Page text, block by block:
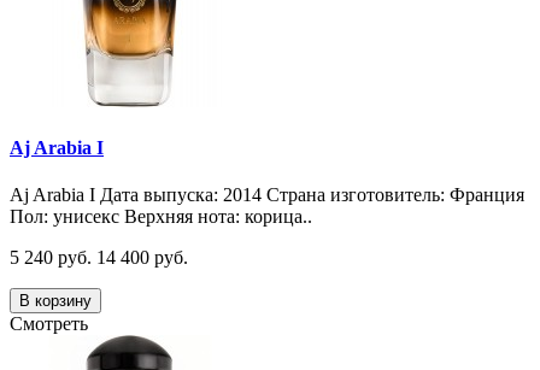
Aj Arabia I
Aj Arabia I Дата выпуска: 2014 Страна изготовитель: Франция
Пол: унисекс Верхняя нота: корица..
5 240 руб. 14 400 руб.
В корзину
Смотреть